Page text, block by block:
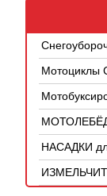
НАСАДКИ